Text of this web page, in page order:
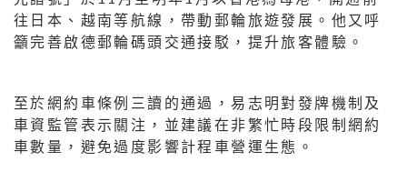
往日本、越南等航線，帶動郵輪旅遊發展。他又呼
籲完善啟德郵輪碼頭交通接駁，提升旅客體驗。
至於網約車條例三讀的通過，易志明對發牌機制及
車資監管表示關注，並建議在非繁忙時段限制網約
車數量，避免過度影響計程車營運生態。